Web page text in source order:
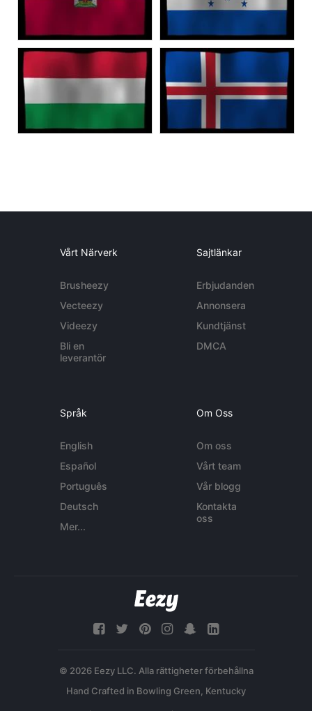
Vårt Närverk
Brusheezy
Vecteezy
Videezy
Bli en
leverantör
Sajtlänkar
Erbjudanden
Annonsera
Kundtjänst
DMCA
Språk
English
Español
Português
Deutsch
Mer...
Om Oss
Om oss
Vårt team
Vår blogg
Kontakta
oss
© 2026 Eezy LLC. Alla rättigheter förbehållna